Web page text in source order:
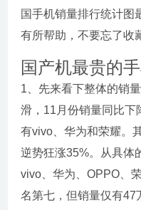
国手机销量排行统计图
有所帮助，不要忘了收
国产机最贵的
1、先来看下整体的销
滑，11月份销量同比下
有vivo、华为和荣耀。
逆势狂涨35%。从具体
vivo、华为、OPPO、
名第七，但销量仅有47